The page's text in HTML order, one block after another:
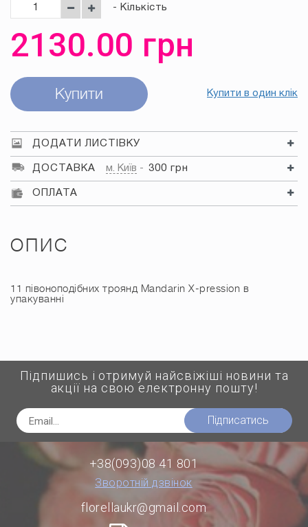
- Кількість
2130.00 грн
Купити Купити в один клік
ДОДАТИ ЛИСТІВКУ
ДОСТАВКА м. Київ 300 грн
ОПЛАТА
ОПИС
11 півоноподібних троянд Mandarin X-pression в
упакуванні
Підпишись і отримуй найсвіжіші новини та
акції на свою електронну пошту!
Підписатись
+38(093)08 41 801
Зворотній дзвінок
florellaukr@gmail.com